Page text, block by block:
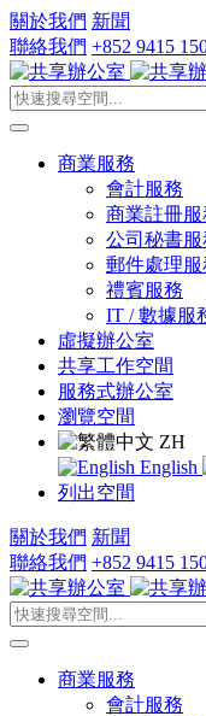
關於我們 新聞
聯絡我們 +852 9415
商業服務
會計服務
商業註冊服
公司秘書服
郵件處理服
禮賓服務
IT / 數據服
虛擬辦公室
共享工作空間
服務式辦公室
瀏覽空間
ZH
English
列出空間
關於我們 新聞
聯絡我們 +852 9415
商業服務
會計服務